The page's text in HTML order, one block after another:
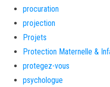
procuration
projection
Projets
Protection Maternelle &
protegez-vous
psychologue